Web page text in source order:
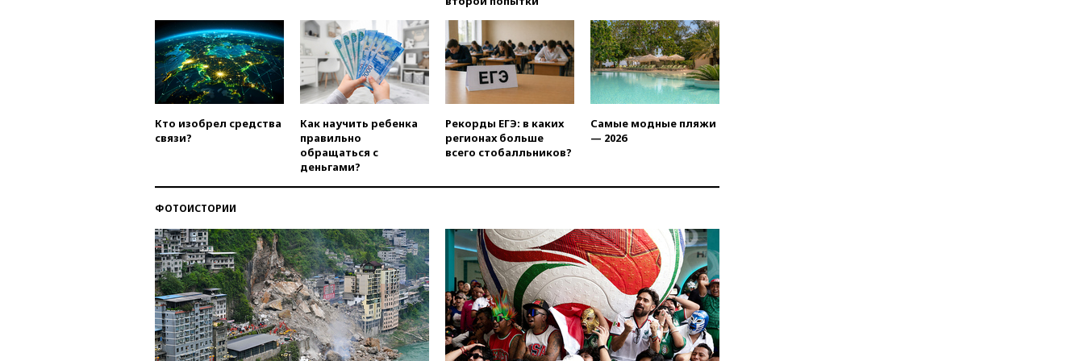
18:00
Совет мира выбрал
подрядчика для
строительства военной базы в
Газе
Миронов призвал снять
«Яблоко» с выборов в Госдуму
17:45
Правительство получит
«золотую акцию» в
управлении аэропортом
автобусу в Запорожской
области
17:25В аэропортах Сочи и
Геленджика сняты
ограничения
17:17Власти РФ помогут
пострадавшему от атак на
склады Wildberries бизнесу
Кто изобрел средства
связи?
Как научить ребенка
правильно
обращаться с
деньгами?
Рекорды ЕГЭ: в каких
регионах больше
всего стобалльников?
Самые модные пляжи
— 2026
ФОТОИСТОРИИ